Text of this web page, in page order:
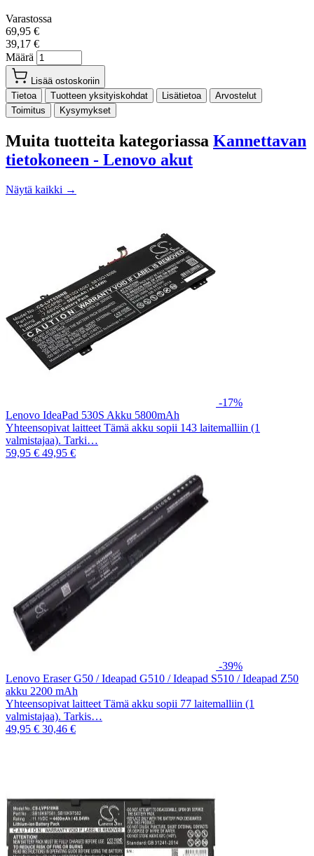
Varastossa
69,95 €
39,17 €
Määrä
Lisää ostoskoriin
Tietoa
Tuotteen yksityiskohdat Lisätietoa
Arvostelut
Toimitus
Kysymykset
Muita tuotteita kategoriassa Kannettavan
tietokoneen - Lenovo akut
Näytä kaikki →
-17%
Lenovo IdeaPad 530S Akku 5800mAh
Yhteensopivat laitteet Tämä akku sopii 143 laitemalliin (1
valmistajaa). Tarki…
59,95 € 49,95 €
-39%
Lenovo Eraser G50 / Ideapad G510 / Ideapad S510 / Ideapad Z50
akku 2200 mAh
Yhteensopivat laitteet Tämä akku sopii 77 laitemalliin (1
valmistajaa). Tarkis…
49,95 € 30,46 €